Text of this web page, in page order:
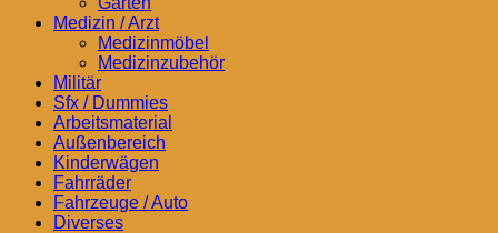
Medizin / Arzt
Medizinmöbel
Medizinzubehör
Militär
Sfx / Dummies
Arbeitsmaterial
Außenbereich
Kinderwägen
Fahrräder
Fahrzeuge / Auto
Diverses